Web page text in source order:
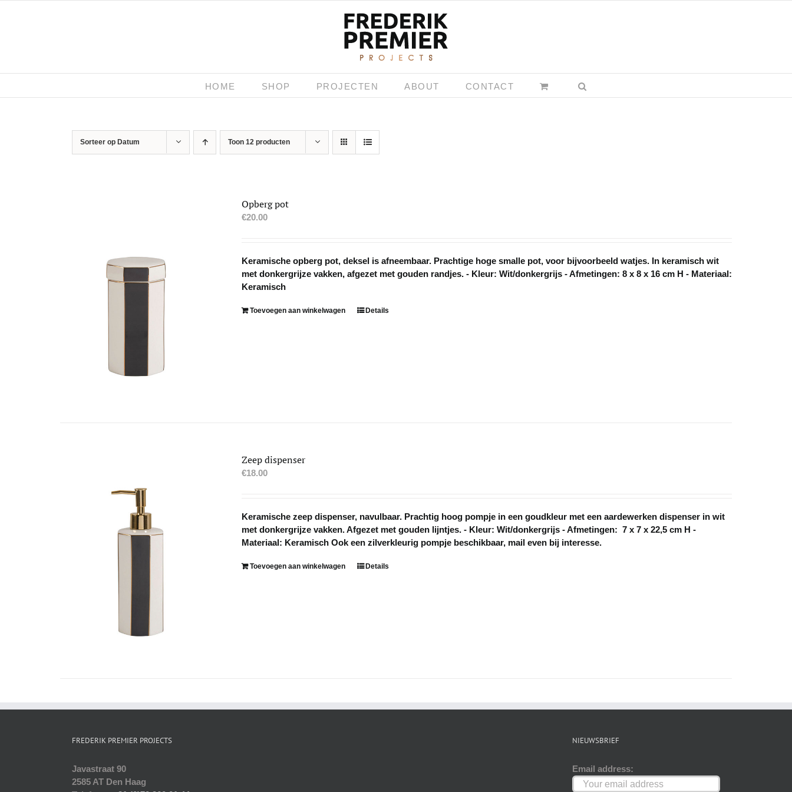
HOME SHOP PROJECTEN ABOUT CONTACT
Sorteer op Datum Toon 12 producten
Opberg pot
€20.00
Keramische opberg pot, deksel is afneembaar. Prachtige hoge smalle pot, voor bijvoorbeeld watjes. In keramisch wit
met donkergrijze vakken, afgezet met gouden randjes. - Kleur: Wit/donkergrijs - Afmetingen: 8 x 8 x 16 cm H - Materiaal:
Keramisch
Toevoegen aan winkelwagen Details
Zeep dispenser
€18.00
Keramische zeep dispenser, navulbaar. Prachtig hoog pompje in een goudkleur met een aardewerken dispenser in wit
met donkergrijze vakken. Afgezet met gouden lijntjes. - Kleur: Wit/donkergrijs - Afmetingen: 7 x 7 x 22,5 cm H -
Materiaal: Keramisch Ook een zilverkleurig pompje beschikbaar, mail even bij interesse.
Toevoegen aan winkelwagen Details
FREDERIK PREMIER PROJECTS
Javastraat 90
2585 AT Den Haag
NIEUWSBRIEF
Email address: